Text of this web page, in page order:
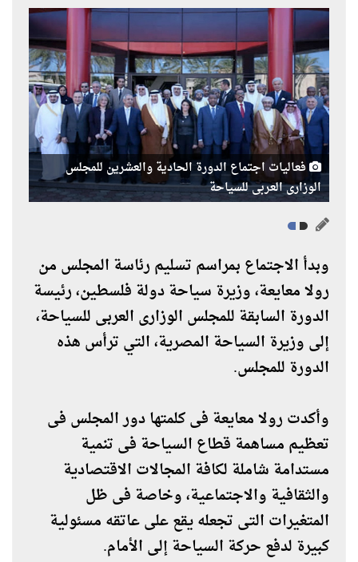
فعاليات اجتماع الدورة الحادية والعشرين للمجلس
الوزارى العربى للسياحة
وبدأ الاجتماع بمراسم تسليم رئاسة المجلس من
رولا معايعة، وزيرة سياحة دولة فلسطين، رئيسة
الدورة السابقة للمجلس الوزارى العربى للسياحة،
إلى وزيرة السياحة المصرية، التي ترأس هذه
الدورة للمجلس.
وأكدت رولا معايعة فى كلمتها دور المجلس فى
تعظيم مساهمة قطاع السياحة فى تنمية
مستدامة شاملة لكافة المجالات الاقتصادية
والثقافية والاجتماعية، وخاصة فى ظل
المتغيرات التى تجعله يقع على عاتقه مسئولية
كبيرة لدفع حركة السياحة إلى الأمام.